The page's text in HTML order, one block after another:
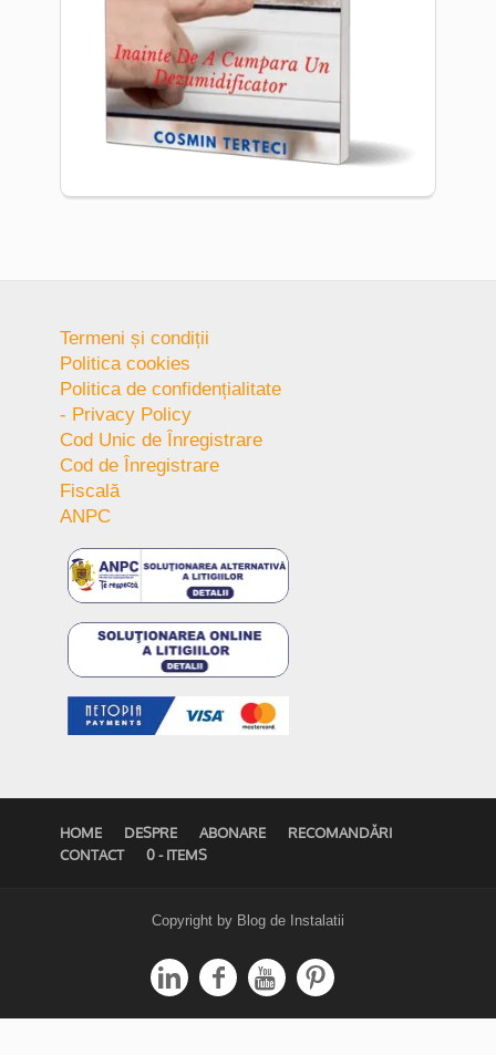
Termeni și condiții
Politica cookies
Politica de confidențialitate
- Privacy Policy
Cod Unic de Înregistrare
Cod de Înregistrare
Fiscală
ANPC
HOME DESPRE ABONARE
RECOMANDĂRI
CONTACT
0 - ITEMS
Copyright by Blog de Instalatii
   